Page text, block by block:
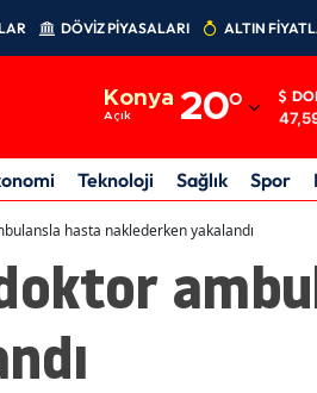
DÖVİZ PİYASALARI ALTIN
Konya
Açık 20°
Adıyaman
Afyonkarahisar
Ankara
Teknoloji Sağlık Spor
hasta naklederken yakalandı